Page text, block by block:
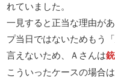
れていました。
一見すると正当な理由が
プ当日ではないためもう
言えないため、Ａさんは
こういったケースの場合